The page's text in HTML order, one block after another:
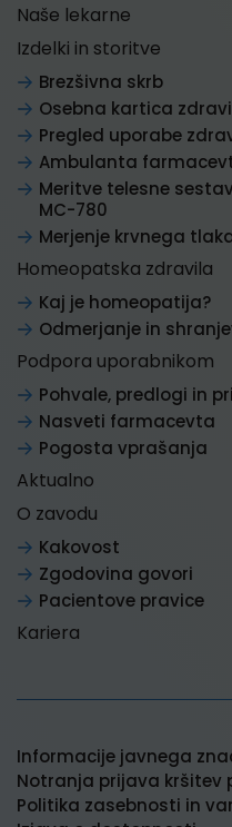
Naše lekarne
Izdelki in storitve
Brezšivna skrb
Osebna kartica
Pregled uporabe
Ambulanta
Meritve telesne
MC-780
Merjenje krvnega
Homeopatska zdravila
Kaj je homeopatija?
Odmerjanje in
Podpora uporabnikom
Pohvale, predlogi in
Nasveti farmacevta
Pogosta vprašanja
Aktualno
O zavodu
Kakovost
Zgodovina govori
Pacientove pravice
Kariera
Informacije javnega
Notranja prijava kršitev
Politika zasebnosti in